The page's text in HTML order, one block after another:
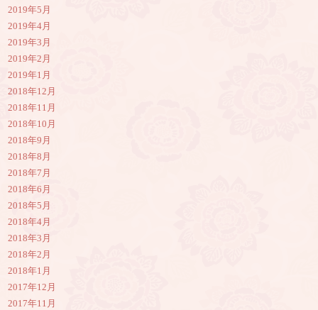
2019年5月
2019年4月
2019年3月
2019年2月
2019年1月
2018年12月
2018年11月
2018年10月
2018年9月
2018年8月
2018年7月
2018年6月
2018年5月
2018年4月
2018年3月
2018年2月
2018年1月
2017年12月
2017年11月